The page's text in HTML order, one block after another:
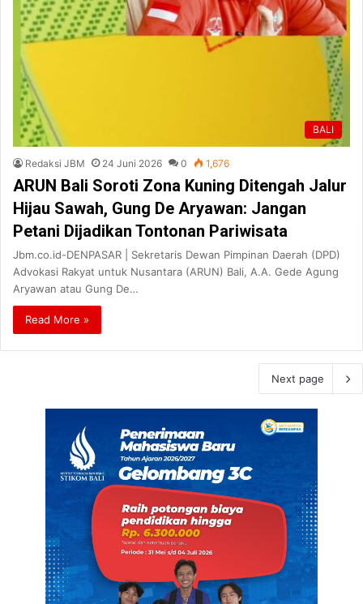
BALI
Redaksi JBM 24 Juni 2026 0 1,676
ARUN Bali Soroti Zona Kuning Ditengah Jalur
Hijau Sawah, Gung De Aryawan: Jangan
Petani Dijadikan Tontonan Pariwisata
Jbm.co.id-DENPASAR | Sekretaris Dewan Pimpinan Daerah (DPD)
Advokasi Rakyat untuk Nusantara (ARUN) Bali, A.A. Gede Agung
Aryawan atau Gung De…
Read More »
Next page